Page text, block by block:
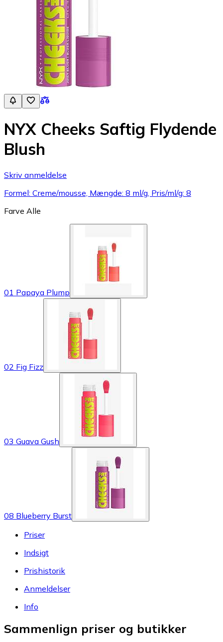
NYX Cheeks Saftig Flydende
Blush
Skriv anmeldelse
Formel: Creme/mousse, Mængde: 8 ml/g, Pris/ml/g: 8
Farve Alle
01 Papaya Plump
02 Fig Fizz
03 Guava Gush
08 Blueberry Burst
Priser
Indsigt
Prishistorik
Anmeldelser
Info
Sammenlign priser og butikker